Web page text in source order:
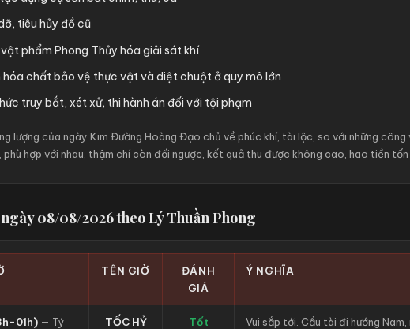
tiêu hủy đồ cũ
vật phẩm Phong Thủy hóa giải sát khí
hóa chất bảo vệ thực vật và diệt chuột ở quy mô lớn
truy bắt, xét xử, thi hành án đối với tội phạm
lượng của ngày Kim Đường Hoàng Đạo chủ về phúc khí, tài lộc, so với những
phù hợp với nhau, thậm chí còn đối ngược, kết quả thu được không cao, hao tiền
08/08/2026 theo Lý Thuần Phong
TÊN GIỜ
ĐÁNH
GIÁ
Ý NGHĨA
01h) — Tý TỐC HỶ Tốt Vui sắp tới. Cầu tài đi hướng